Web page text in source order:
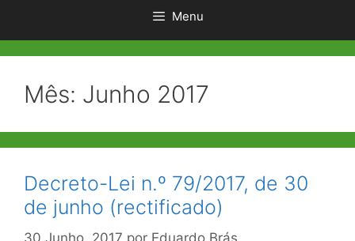
Menu
Mês: Junho 2017
Decreto-Lei n.º 79/2017, de 30
de junho (rectificado)
30 Junho, 2017 por Eduardo Brás